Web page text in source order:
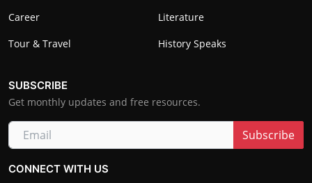
Career
Literature
Tour & Travel
History Speaks
SUBSCRIBE
Get monthly updates and free resources.
Subscribe
CONNECT WITH US